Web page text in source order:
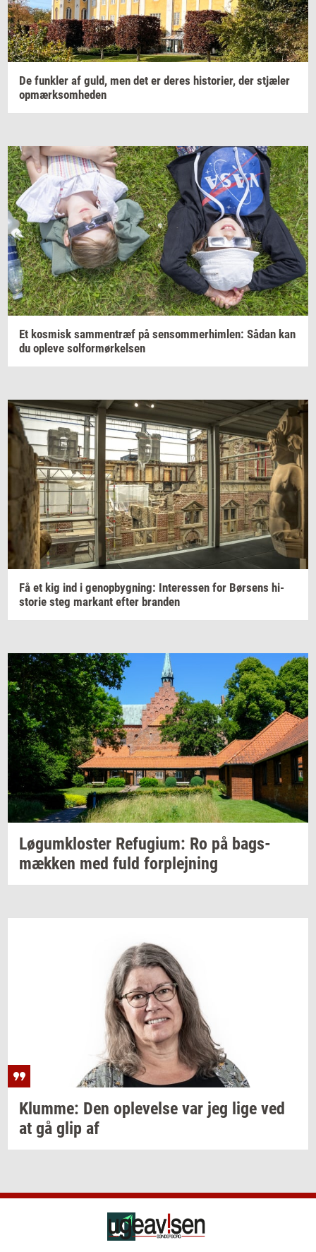
De funk­ler af guld, men det er deres hi­sto­ri­er, der stjæ­ler
op­mærk­som­he­den
Et kos­misk sam­men­træf på sen­som­mer­him­len: Sådan kan
du op­le­ve sol­for­mør­kel­sen
Få et kig ind i genop­byg­ning: In­ter­es­sen for Bør­sens hi­
sto­rie steg mar­kant efter bran­den
Løgum­klo­ster Re­fu­gi­um: Ro på bags­
mæk­ken med fuld for­plej­ning
Klum­me: Den op­le­vel­se var jeg lige ved
at gå glip af